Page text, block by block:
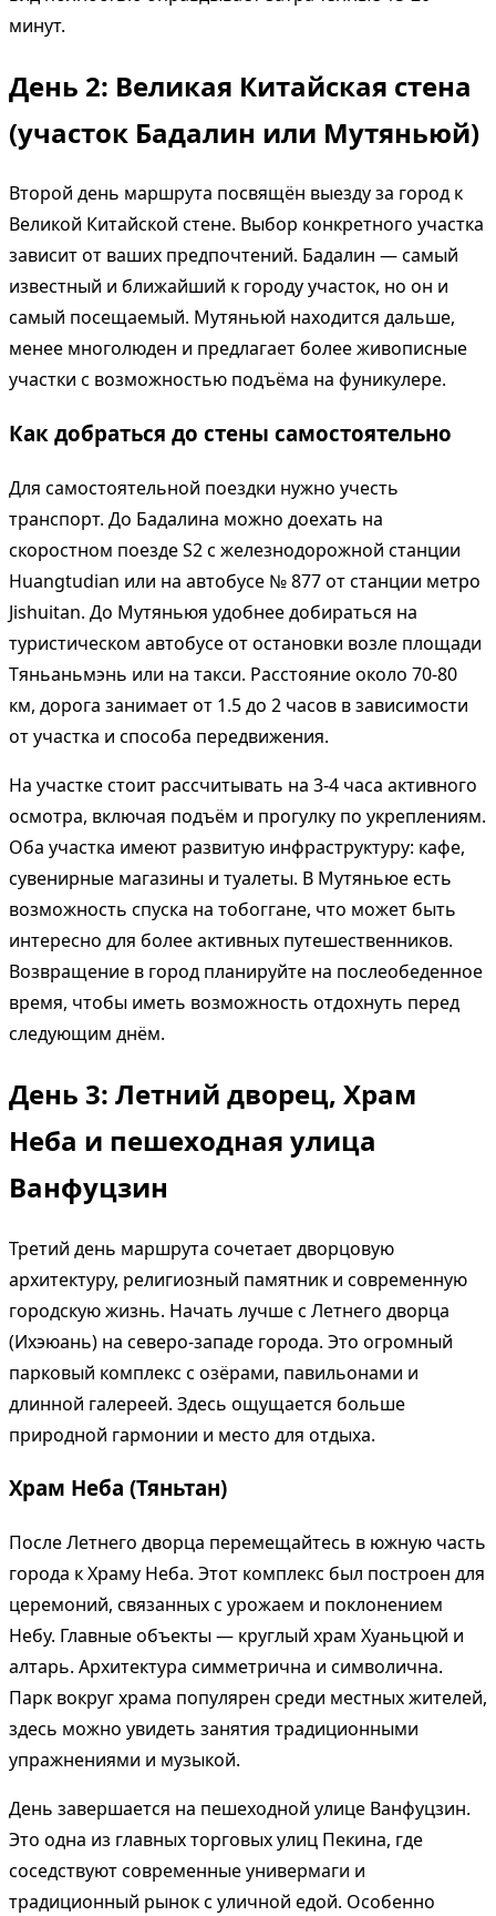
минут.
День 2: Великая Китайская стена
(участок Бадалин или Мутяньюй)
Второй день маршрута посвящён выезду за город к
Великой Китайской стене. Выбор конкретного участка
зависит от ваших предпочтений. Бадалин — самый
известный и ближайший к городу участок, но он и
самый посещаемый. Мутяньюй находится дальше,
менее многолюден и предлагает более живописные
участки с возможностью подъёма на фуникулере.
Как добраться до стены самостоятельно
Для самостоятельной поездки нужно учесть
транспорт. До Бадалина можно доехать на
скоростном поезде S2 с железнодорожной станции
Huangtudian или на автобусе № 877 от станции метро
Jishuitan. До Мутяньюя удобнее добираться на
туристическом автобусе от остановки возле площади
Тяньаньмэнь или на такси. Расстояние около 70-80
км, дорога занимает от 1.5 до 2 часов в зависимости
от участка и способа передвижения.
На участке стоит рассчитывать на 3-4 часа активного
осмотра, включая подъём и прогулку по укреплениям.
Оба участка имеют развитую инфраструктуру: кафе,
сувенирные магазины и туалеты. В Мутяньюе есть
возможность спуска на тобоггане, что может быть
интересно для более активных путешественников.
Возвращение в город планируйте на послеобеденное
время, чтобы иметь возможность отдохнуть перед
следующим днём.
День 3: Летний дворец, Храм
Неба и пешеходная улица
Ванфуцзин
Третий день маршрута сочетает дворцовую
архитектуру, религиозный памятник и современную
городскую жизнь. Начать лучше с Летнего дворца
(Ихэюань) на северо-западе города. Это огромный
парковый комплекс с озёрами, павильонами и
длинной галереей. Здесь ощущается больше
природной гармонии и место для отдыха.
Храм Неба (Тяньтан)
После Летнего дворца перемещайтесь в южную часть
города к Храму Неба. Этот комплекс был построен для
церемоний, связанных с урожаем и поклонением
Небу. Главные объекты — круглый храм Хуаньцюй и
алтарь. Архитектура симметрична и символична.
Парк вокруг храма популярен среди местных жителей,
здесь можно увидеть занятия традиционными
упражнениями и музыкой.
День завершается на пешеходной улице Ванфуцзин.
Это одна из главных торговых улиц Пекина, где
соседствуют современные универмаги и
традиционный рынок с уличной едой. Особенно